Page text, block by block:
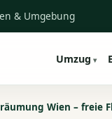
& Umgebung
Umzug
Wien – freie